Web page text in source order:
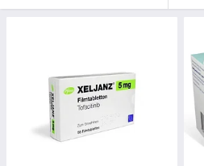
устанавливаем
Увидеть
Почему наш
вашего